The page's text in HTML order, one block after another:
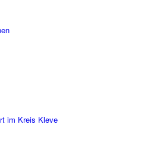
im Kreis Kleve